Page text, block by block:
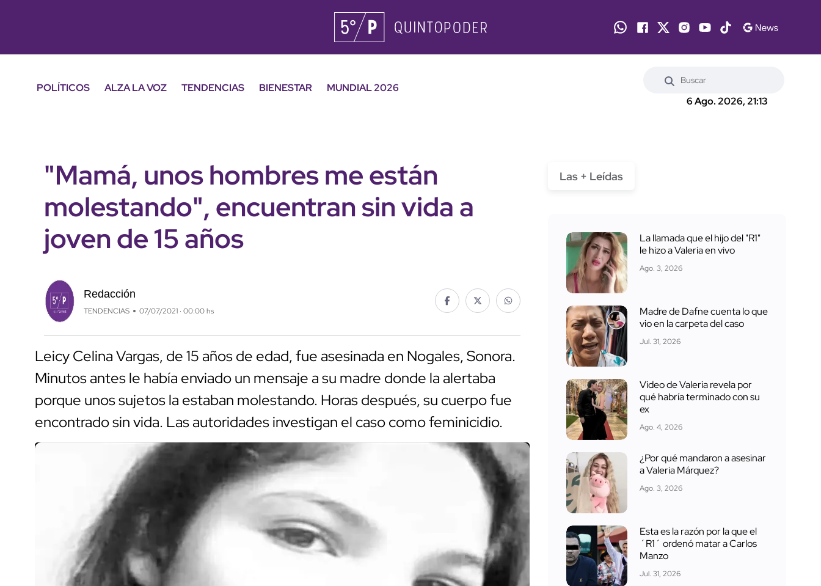
POLÍTICOS ALZA LA VOZ TENDENCIAS BIENESTAR
MUNDIAL 2026
6 Ago. 2026, 21:13
"Mamá, unos hombres me están
molestando", encuentran sin vida a
joven de 15 años
Redacción
TENDENCIAS 07/07/2021 · 00:00 hs
Leicy Celina Vargas, de 15 años de edad, fue asesinada en Nogales, Sonora.
Minutos antes le había enviado un mensaje a su madre donde la alertaba
porque unos sujetos la estaban molestando. Horas después, su cuerpo fue
encontrado sin vida. Las autoridades investigan el caso como feminicidio.
Las + Leídas
La llamada que el hijo del "R1"
le hizo a Valeria en vivo
Ago. 3, 2026
Madre de Dafne cuenta lo que
vio en la carpeta del caso
Jul. 31, 2026
Video de Valeria revela por
qué habría terminado con su
ex
Ago. 4, 2026
¿Por qué mandaron a asesinar
a Valeria Márquez?
Ago. 3, 2026
Esta es la razón por la que el
´R1´ ordenó matar a Carlos
Manzo
Jul. 31, 2026